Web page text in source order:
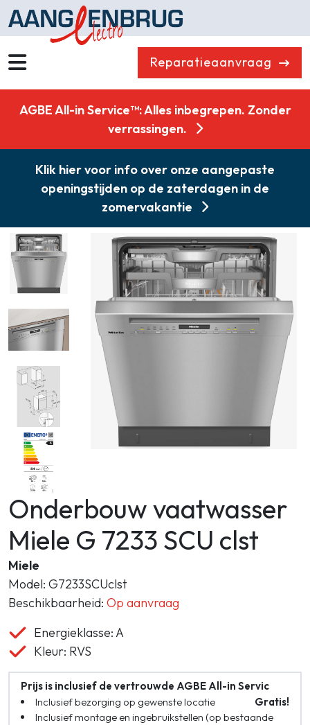
Reparatieaanvraag
Koelen & Vriezen
Koken
Koffiemachines
Professioneel
Stofzuigers
Quooker
Klein huishoudelijk
Combikorting
Gasloos koken
Zakelijk
Zoeken
AGBE All-in Service™: Alles inbegrepen. Zonder
verrassingen.
Klik hier voor info over onze aangepaste
openingstijden op de zaterdagen in de
zomervakantie
Onderbouw vaatwasser
Miele G 7233 SCU clst
Miele
Model: G7233SCUclst
Beschikbaarheid: Op aanvraag
Energieklasse: A
Kleur: RVS
Prijs is inclusief de vertrouwde AGBE All-in Servic
Gratis!
Inclusief bezorging op gewenste locatie
Inclusief montage en ingebruikstellen (op bestaande